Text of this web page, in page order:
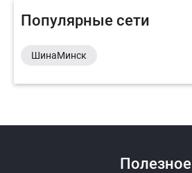
Популярные сети
ШинаМинск
Полезное